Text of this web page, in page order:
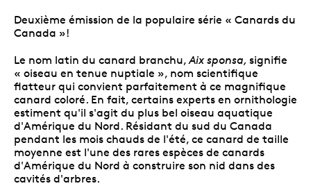
Deuxième émission de la populaire série « Canards du
Canada »!
Le nom latin du canard branchu, Aix sponsa, signifie
« oiseau en tenue nuptiale », nom scientifique
flatteur qui convient parfaitement à ce magnifique
canard coloré. En fait, certains experts en ornithologie
estiment qu'il s'agit du plus bel oiseau aquatique
d'Amérique du Nord. Résidant du sud du Canada
pendant les mois chauds de l'été, ce canard de taille
moyenne est l'une des rares espèces de canards
d'Amérique du Nord à construire son nid dans des
cavités d'arbres.